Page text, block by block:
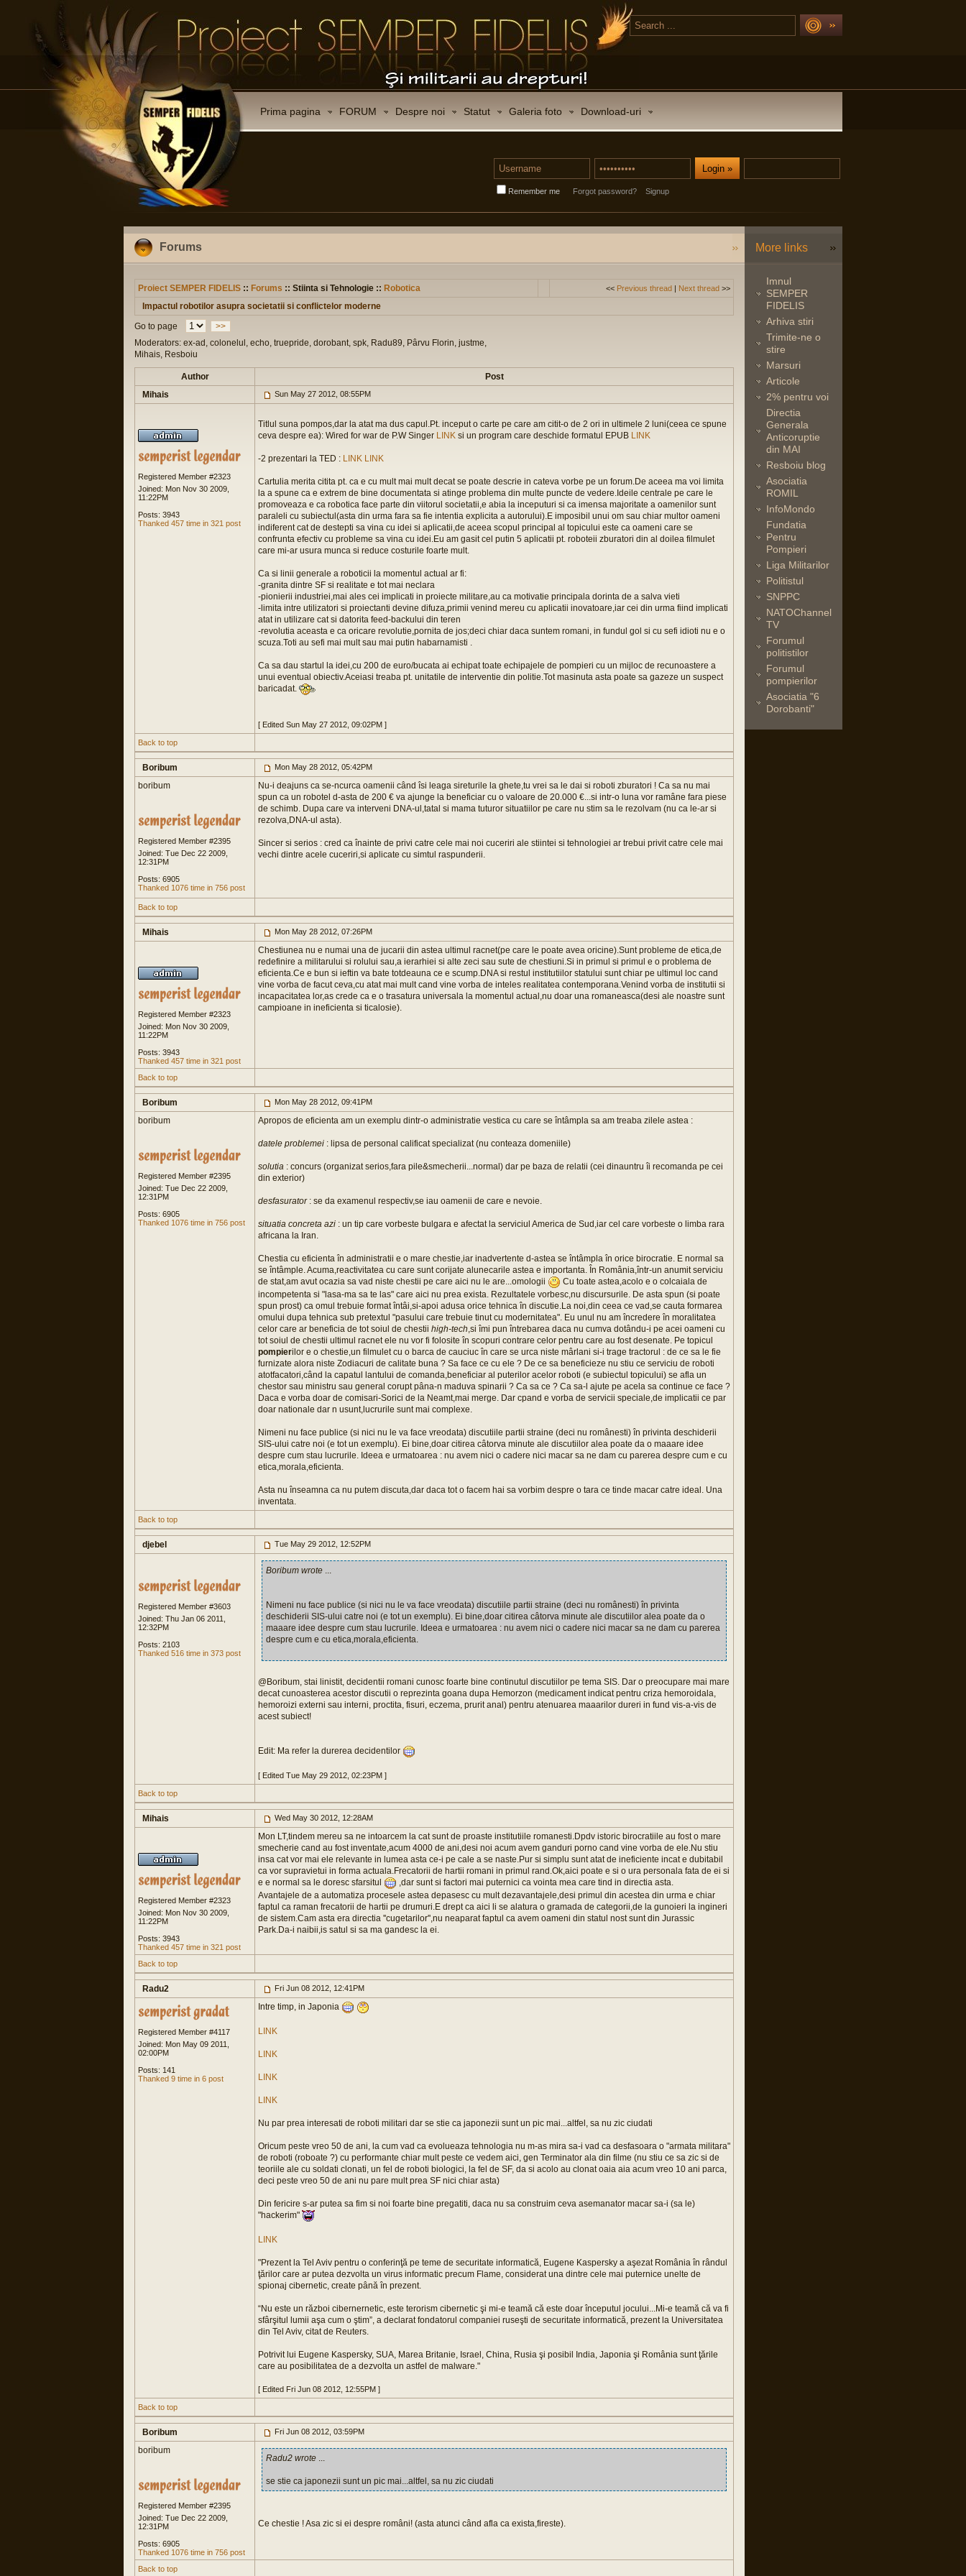
Prima pagina FORUM Despre noi Statut Galeria foto Download-uri
Remember me Forgot password? Signup
Forums
Proiect SEMPER FIDELIS :: Forums :: Stiinta si Tehnologie :: Robotica << Previous thread | Next thread >>
Impactul robotilor asupra societatii si conflictelor moderne
Go to page
>>
Moderators: ex-ad, colonelul, echo, truepride, dorobant, spk, Radu89, Pârvu Florin, justme,
Mihais, Resboiu
Author
Post
Mihais
Sun May 27 2012, 08:55PM
Registered Member #2323
Joined: Mon Nov 30 2009,
11:22PM
Posts: 3943
Thanked 457 time in 321 post
Titlul suna pompos,dar la atat ma dus capul.Pt. inceput o carte pe care am citit-o de 2 ori in ultimele 2 luni(ceea ce spune
ceva despre ea): Wired for war de P.W Singer LINK si un program care deschide formatul EPUB LINK
-2 prezentari la TED : LINK LINK
Cartulia merita citita pt. ca e cu mult mai mult decat se poate descrie in cateva vorbe pe un forum.De aceea ma voi limita
la a spune ca e extrem de bine documentata si atinge problema din multe puncte de vedere.Ideile centrale pe care le
promoveaza e ca robotica face parte din viitorul societatii,e abia la inceputuri si ca imensa majoritate a oamenilor sunt
paraleli cu subiectul(asta din urma fara sa fie intentia explicita a autorului).E imposibil unui om sau chiar multor oameni
indiferent cat de destepti sa vina cu idei si aplicatii,de aceea scopul principal al topicului este ca oameni care se
confrunta efectiv cu probleme sa vina cu idei.Eu am gasit cel putin 5 aplicatii pt. roboteii zburatori din al doilea filmulet
care mi-ar usura munca si reduce costurile foarte mult.
Ca si linii generale a roboticii la momentul actual ar fi:
-granita dintre SF si realitate e tot mai neclara
-pionierii industriei,mai ales cei implicati in proiecte militare,au ca motivatie principala dorinta de a salva vieti
-limita intre utilizatori si proiectanti devine difuza,primii venind mereu cu aplicatii inovatoare,iar cei din urma fiind implicati
atat in utilizare cat si datorita feed-backului din teren
-revolutia aceasta e ca oricare revolutie,pornita de jos;deci chiar daca suntem romani, in fundul gol si cu sefi idioti nu e o
scuza.Toti au sefi mai mult sau mai putin habarnamisti .
Ca sa dau startul la idei,cu 200 de euro/bucata ai echipat toate echipajele de pompieri cu un mijloc de recunoastere a
unui eventual obiectiv.Aceiasi treaba pt. unitatile de interventie din politie.Tot masinuta asta poate sa gazeze un suspect
baricadat.
[ Edited Sun May 27 2012, 09:02PM ]
Back to top
Boribum Mon May 28 2012, 05:42PM
boribum
Registered Member #2395
Joined: Tue Dec 22 2009,
12:31PM
Posts: 6905
Thanked 1076 time in 756 post
Nu-i deajuns ca se-ncurca oamenii când îsi leaga sireturile la ghete,tu vrei sa le dai si roboti zburatori ! Ca sa nu mai
spun ca un robotel d-asta de 200 € va ajunge la beneficiar cu o valoare de 20.000 €...si intr-o luna vor ramâne fara piese
de schimb. Dupa care va interveni DNA-ul,tatal si mama tuturor situatiilor pe care nu stim sa le rezolvam (nu ca le-ar si
rezolva,DNA-ul asta).
Sincer si serios : cred ca înainte de privi catre cele mai noi cuceriri ale stiintei si tehnologiei ar trebui privit catre cele mai
vechi dintre acele cuceriri,si aplicate cu simtul raspunderii.
Back to top
Mihais Mon May 28 2012, 07:26PM
Registered Member #2323
Joined: Mon Nov 30 2009,
11:22PM
Posts: 3943
Thanked 457 time in 321 post
Chestiunea nu e numai una de jucarii din astea ultimul racnet(pe care le poate avea oricine).Sunt probleme de etica,de
redefinire a militarului si rolului sau,a ierarhiei si alte zeci sau sute de chestiuni.Si in primul si primul e o problema de
eficienta.Ce e bun si ieftin va bate totdeauna ce e scump.DNA si restul institutiilor statului sunt chiar pe ultimul loc cand
vine vorba de facut ceva,cu atat mai mult cand vine vorba de inteles realitatea contemporana.Venind vorba de institutii si
incapacitatea lor,as crede ca e o trasatura universala la momentul actual,nu doar una romaneasca(desi ale noastre sunt
campioane in ineficienta si ticalosie).
Back to top
Boribum Mon May 28 2012, 09:41PM
boribum
Registered Member #2395
Joined: Tue Dec 22 2009,
12:31PM
Posts: 6905
Thanked 1076 time in 756 post
Apropos de eficienta am un exemplu dintr-o administratie vestica cu care se întâmpla sa am treaba zilele astea :
datele problemei : lipsa de personal calificat specializat (nu conteaza domeniile)
solutia : concurs (organizat serios,fara pile&smecherii...normal) dar pe baza de relatii (cei dinauntru îi recomanda pe cei
din exterior)
desfasurator: se da examenul respectiv,se iau oamenii de care e nevoie.
situatia concreta azi : un tip care vorbeste bulgara e afectat la serviciul America de Sud,iar cel care vorbeste o limba rara
africana la Iran.
Chestia cu eficienta în administratii e o mare chestie,iar inadvertente d-astea se întâmpla în orice birocratie. E normal sa
se întâmple. Acuma,reactivitatea cu care sunt corijate alunecarile astea e importanta. În România,într-un anumit serviciu
de stat,am avut ocazia sa vad niste chestii pe care aici nu le are...omologii
Cu toate astea,acolo e o colcaiala de
incompetenta si "lasa-ma sa te las" care aici nu prea exista. Rezultatele vorbesc,nu discursurile. De asta spun (si poate
spun prost) ca omul trebuie format întâi,si-apoi adusa orice tehnica în discutie.La noi,din ceea ce vad,se cauta formarea
omului dupa tehnica sub pretextul "pasului care trebuie tinut cu modernitatea". Eu unul nu am încredere în moralitatea
celor care ar beneficia de tot soiul de chestii high-tech,si îmi pun întrebarea daca nu cumva dotându-i pe acei oameni cu
tot soiul de chestii ultimul racnet ele nu vor fi folosite în scopuri contrare celor pentru care au fost desenate. Pe topicul
pompierilor e o chestie,un filmulet cu o barca de cauciuc în care se urca niste mârlani si-i trage tractorul : de ce sa le fie
furnizate alora niste Zodiacuri de calitate buna ? Sa face ce cu ele ? De ce sa beneficieze nu stiu ce serviciu de roboti
atotfacatori,când la capatul lantului de comanda,beneficiar al puterilor acelor roboti (e subiectul topicului) se afla un
chestor sau ministru sau general corupt pâna-n maduva spinarii ? Ca sa ce ? Ca sa-l ajute pe acela sa continue ce face ?
Daca e vorba doar de comisari-Sorici de la Neamt,mai merge. Dar cpand e vorba de servicii speciale,de implicatii ce par
doar nationale dar n usunt,lucrurile sunt mai complexe.
Nimeni nu face publice (si nici nu le va face vreodata) discutiile partii straine (deci nu românesti) în privinta deschiderii
SIS-ului catre noi (e tot un exemplu). Ei bine,doar citirea câtorva minute ale discutiilor alea poate da o maaare idee
despre cum stau lucrurile. Ideea e urmatoarea : nu avem nici o cadere nici macar sa ne dam cu parerea despre cum e cu
etica,morala,eficienta.
Asta nu înseamna ca nu putem discuta,dar daca tot o facem hai sa vorbim despre o tara ce tinde macar catre ideal. Una
inventata.
Back to top
djebel Tue May 29 2012, 12:52PM
Registered Member #3603
Joined: Thu Jan 06 2011,
12:32PM
Posts: 2103
Thanked 516 time in 373 post
Boribum wrote ...
Nimeni nu face publice (si nici nu le va face vreodata) discutiile partii straine (deci nu românesti) în privinta
deschiderii SIS-ului catre noi (e tot un exemplu). Ei bine,doar citirea câtorva minute ale discutiilor alea poate da o
maaare idee despre cum stau lucrurile. Ideea e urmatoarea : nu avem nici o cadere nici macar sa ne dam cu parerea
despre cum e cu etica,morala,eficienta.
@Boribum, stai linistit, decidentii romani cunosc foarte bine continutul discutiilor pe tema SIS. Dar o preocupare mai mare
decat cunoasterea acestor discutii o reprezinta goana dupa Hemorzon (medicament indicat pentru criza hemoroidala,
hemoroizi externi sau interni, proctita, fisuri, eczema, prurit anal) pentru atenuarea maaarilor dureri in fund vis-a-vis de
acest subiect!
Edit: Ma refer la durerea decidentilor
[ Edited Tue May 29 2012, 02:23PM ]
Back to top
Mihais Wed May 30 2012, 12:28AM
Registered Member #2323
Joined: Mon Nov 30 2009,
11:22PM
Posts: 3943
Thanked 457 time in 321 post
Mon LT,tindem mereu sa ne intoarcem la cat sunt de proaste institutiile romanesti.Dpdv istoric birocratiile au fost o mare
smecherie cand au fost inventate,acum 4000 de ani,desi noi acum avem ganduri porno cand vine vorba de ele.Nu stiu
insa cat vor mai ele relevante in lumea asta ce-i pe cale a se naste.Pur si simplu sunt atat de ineficiente incat e dubitabil
ca vor supravietui in forma actuala.Frecatorii de hartii romani in primul rand.Ok,aici poate e si o ura personala fata de ei si
e e normal sa le doresc sfarsitul
,dar sunt si factori mai puternici ca vointa mea care tind in directia asta.
Avantajele de a automatiza procesele astea depasesc cu mult dezavantajele,desi primul din acestea din urma e chiar
faptul ca raman frecatorii de hartii pe drumuri.E drept ca aici li se alatura o gramada de categorii,de la gunoieri la ingineri
de sistem.Cam asta era directia ''cugetarilor'',nu neaparat faptul ca avem oameni din statul nost sunt din Jurassic
Park.Da-i naibii,is satul si sa ma gandesc la ei.
Back to top
Radu2 Fri Jun 08 2012, 12:41PM
Registered Member #4117
Joined: Mon May 09 2011,
02:00PM
Posts: 141
Thanked 9 time in 6 post
Intre timp, in Japonia
LINK
LINK
LINK
LINK
Nu par prea interesati de roboti militari dar se stie ca japonezii sunt un pic mai...altfel, sa nu zic ciudati
Oricum peste vreo 50 de ani, la cum vad ca evolueaza tehnologia nu m-as mira sa-i vad ca desfasoara o "armata militara"
de roboti (roboate ?) cu performante chiar mult peste ce vedem aici, gen Terminator ala din filme (nu stiu ce sa zic si de
teoriile ale cu soldati clonati, un fel de roboti biologici, la fel de SF, da si acolo au clonat oaia aia acum vreo 10 ani parca,
deci peste vreo 50 de ani nu pare mult prea SF nici chiar asta)
Din fericire s-ar putea sa fim si noi foarte bine pregatiti, daca nu sa construim ceva asemanator macar sa-i (sa le)
"hackerim"
LINK
"Prezent la Tel Aviv pentru o conferinţă pe teme de securitate informatică, Eugene Kaspersky a aşezat România în rândul
ţărilor care ar putea dezvolta un virus informatic precum Flame, considerat una dintre cele mai puternice unelte de
spionaj cibernetic, create până în prezent.
“Nu este un război cibernernetic, este terorism cibernetic şi mi-e teamă că este doar începutul jocului...Mi-e teamă că va fi
sfârşitul lumii aşa cum o ştim”, a declarat fondatorul companiei ruseşti de securitate informatică, prezent la Universitatea
din Tel Aviv, citat de Reuters.
Potrivit lui Eugene Kaspersky, SUA, Marea Britanie, Israel, China, Rusia şi posibil India, Japonia şi România sunt ţările
care au posibilitatea de a dezvolta un astfel de malware."
[ Edited Fri Jun 08 2012, 12:55PM ]
Back to top
Boribum Fri Jun 08 2012, 03:59PM
boribum
Registered Member #2395
Joined: Tue Dec 22 2009,
12:31PM
Posts: 6905
Thanked 1076 time in 756 post
Radu2 wrote ...
se stie ca japonezii sunt un pic mai...altfel, sa nu zic ciudati
Ce chestie ! Asa zic si ei despre români! (asta atunci când afla ca exista,fireste).
Back to top
More links
Imnul
SEMPER
FIDELIS
Arhiva stiri
Trimite-ne o
stire
Marsuri
Articole
2% pentru voi
Directia
Generala
Anticoruptie
din MAI
Resboiu blog
Asociatia
ROMIL
InfoMondo
Fundatia
Pentru
Pompieri
Liga Militarilor
Politistul
SNPPC
NATOChannel
TV
Forumul
politistilor
Forumul
pompierilor
Asociatia "6
Dorobanti"